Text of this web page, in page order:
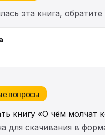
эта книга,
вопросы
книгу «О чём молчат
для скачивания в